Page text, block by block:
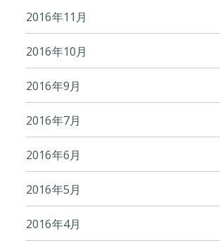
2016年11月
2016年10月
2016年9月
2016年7月
2016年6月
2016年5月
2016年4月